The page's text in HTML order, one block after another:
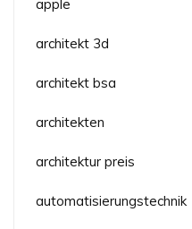
apple
architekt 3d
architekt bsa
architekten
architektur preis
automatisierungstechnik